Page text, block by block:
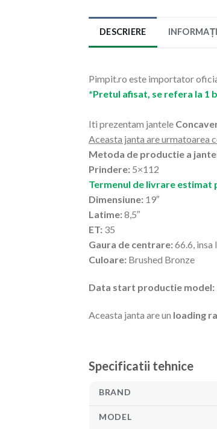
DESCRIERE
Pimpit.ro este importator
*Pretul afisat, se refera la 1
Iti prezentam jantele
Aceasta janta are urmatoarea
Metoda de productie a
Prindere: 5×112
Termenul de livrare estimat
Dimensiune: 19″
Latime:8,5″
ET: 35
Gaura de centrare:66.6,
Culoare: Brushed Bronze
Data start productie model:
Aceasta janta are un loading
Specificatii tehnice
BRAND
MODEL